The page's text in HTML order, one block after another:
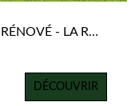
MAGNIFIQUE ANCIEN MOULIN RÉNOVÉ - LA ROCHE CANILLAC
DÉCOUVRIR